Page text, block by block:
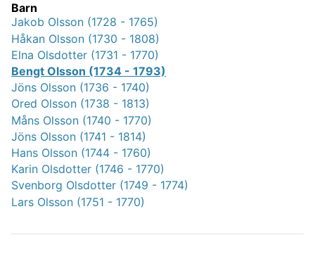
Barn
Jakob Olsson (1728 - 1765)
Håkan Olsson (1730 - 1808)
Elna Olsdotter (1731 - 1770)
Bengt Olsson (1734 - 1793)
Jöns Olsson (1736 - 1740)
Ored Olsson (1738 - 1813)
Måns Olsson (1740 - 1770)
Jöns Olsson (1741 - 1814)
Hans Olsson (1744 - 1760)
Karin Olsdotter (1746 - 1770)
Svenborg Olsdotter (1749 - 1774)
Lars Olsson (1751 - 1770)